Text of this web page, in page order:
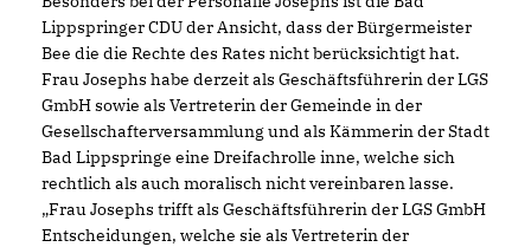
Lippspringer CDU der Ansicht, dass der Bürgermeister
Bee die die Rechte des Rates nicht berücksichtigt hat.
Frau Josephs habe derzeit als Geschäftsführerin der LGS
GmbH sowie als Vertreterin der Gemeinde in der
Gesellschafterversammlung und als Kämmerin der Stadt
Bad Lippspringe eine Dreifachrolle inne, welche sich
rechtlich als auch moralisch nicht vereinbaren lasse.
Frau Josephs trifft als Geschäftsführerin der LGS GmbH
Entscheidungen, welche sie als Vertreterin der